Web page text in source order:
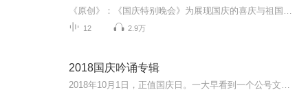
12 2.9万
2018国庆吟诵专辑